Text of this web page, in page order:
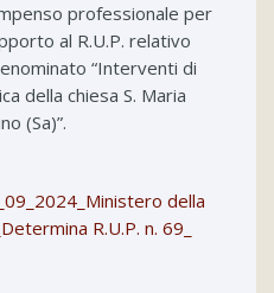
professionale per
al R.U.P. relativo
“Interventi di
della chiesa S. Maria
(Sa)”.
della
R.U.P. n. 69_